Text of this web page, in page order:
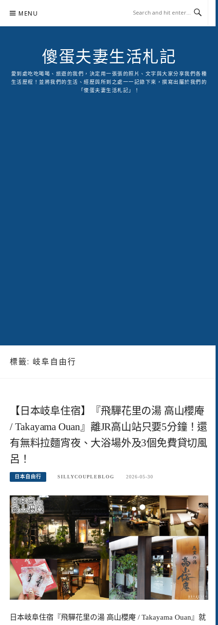
content
MENU
傻蛋夫妻生活札記
愛到處吃吃喝喝、旅遊的我們，決定用一張張的照片、文字與大家分享我們各種
生活歷程！並將我們的生活、經歷與所到之處一一記錄下來，撰寫出屬於我們的
「傻蛋夫妻生活札記」！
標籤: 岐阜自由行
【日本岐阜住宿】『飛驒花里の湯 高山櫻庵
/ Takayama Ouan』離JR高山站只要5分鐘！還
有無料拉麵宵夜、大浴場外及3個免費貸切風
呂！
日本自由行 SILLYCOUPLEBLOG 2026-05-30
日本岐阜住宿『飛驒花里の湯 高山櫻庵 / Takayama Ouan』就